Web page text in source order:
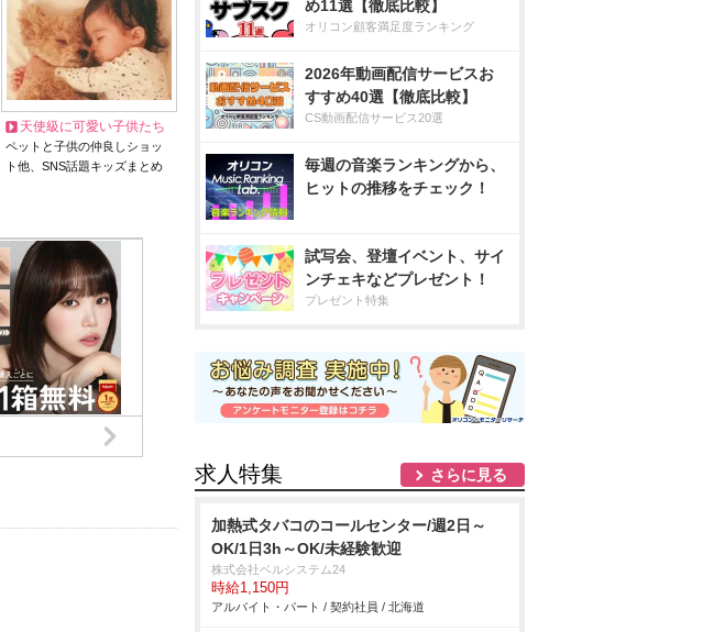
天使級に可愛い子供たち
ペットと子供の仲良しショッ
ト他、SNS話題キッズまとめ
め11選【徹底比較】
オリコン顧客満足度ランキング
2026年動画配信サービスお
すすめ40選【徹底比較】
CS動画配信サービス20選
毎週の音楽ランキングから、
ヒットの推移をチェック！
試写会、登壇イベント、サイ
ンチェキなどプレゼント！
プレゼント特集
求人特集 さらに見る
加熱式タバコのコールセンター/週2日～
OK/1日3h～OK/未経験歓迎
株式会社ベルシステム24
時給1,150円
アルバイト・パート / 契約社員 / 北海道